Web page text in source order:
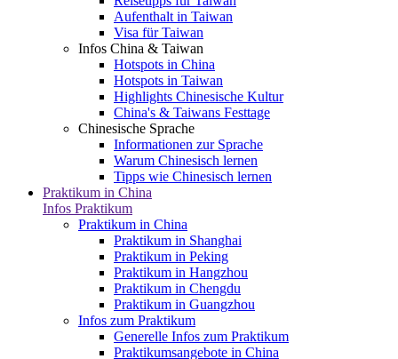
Aufenthalt in Taiwan
Visa für Taiwan
Infos China & Taiwan
Hotspots in China
Hotspots in Taiwan
Highlights Chinesische Kultur
China's & Taiwans Festtage
Chinesische Sprache
Informationen zur Sprache
Warum Chinesisch lernen
Tipps wie Chinesisch lernen
Praktikum in China
Infos Praktikum
Praktikum in China
Praktikum in Shanghai
Praktikum in Peking
Praktikum in Hangzhou
Praktikum in Chengdu
Praktikum in Guangzhou
Infos zum Praktikum
Generelle Infos zum Praktikum
Praktikumsangebote in China